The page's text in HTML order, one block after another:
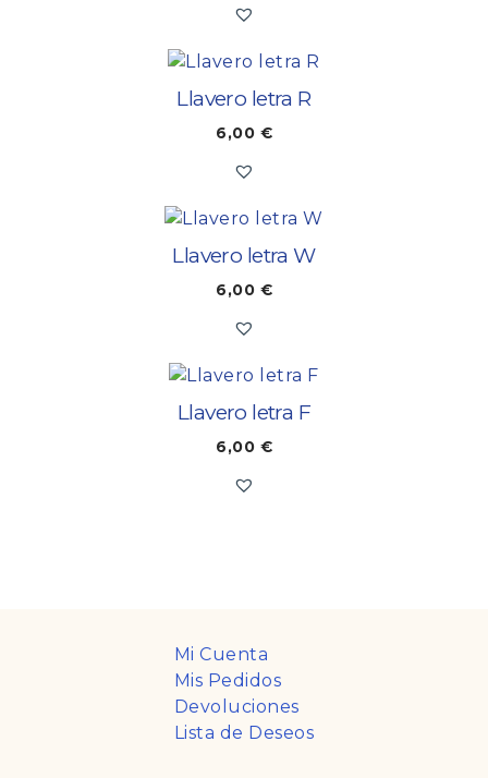
Llavero letra R
6,00 €
Llavero letra W
6,00 €
Llavero letra F
6,00 €
Mi Cuenta
Mis Pedidos
Devoluciones
Lista de Deseos